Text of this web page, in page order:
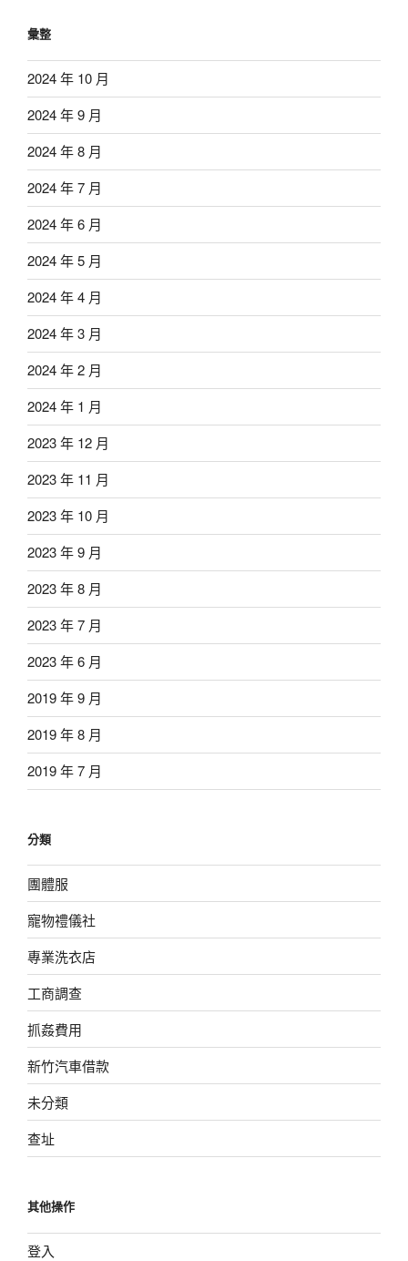
彙整
2024 年 10 月
2024 年 9 月
2024 年 8 月
2024 年 7 月
2024 年 6 月
2024 年 5 月
2024 年 4 月
2024 年 3 月
2024 年 2 月
2024 年 1 月
2023 年 12 月
2023 年 11 月
2023 年 10 月
2023 年 9 月
2023 年 8 月
2023 年 7 月
2023 年 6 月
2019 年 9 月
2019 年 8 月
2019 年 7 月
分類
團體服
寵物禮儀社
專業洗衣店
工商調查
抓姦費用
新竹汽車借款
未分類
查址
其他操作
登入